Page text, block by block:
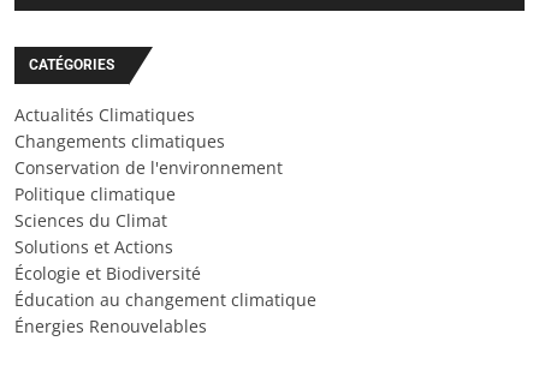
CATÉGORIES
Actualités Climatiques
Changements climatiques
Conservation de l'environnement
Politique climatique
Sciences du Climat
Solutions et Actions
Écologie et Biodiversité
Éducation au changement climatique
Énergies Renouvelables